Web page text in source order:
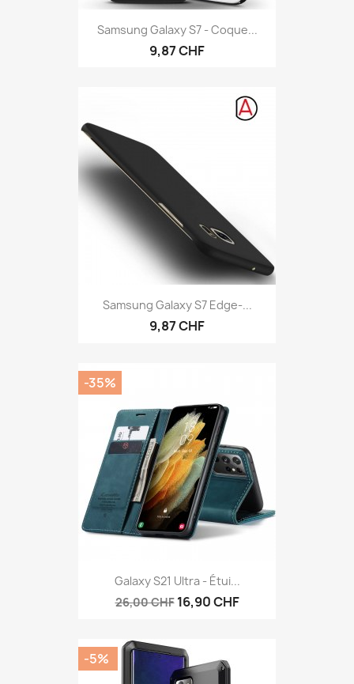
Samsung Galaxy S7 - Coque...
9,87 CHF
Samsung Galaxy S7 Edge-...
9,87 CHF
Galaxy S21 Ultra - Étui...
26,00 CHF 16,90 CHF
-35%
-5%